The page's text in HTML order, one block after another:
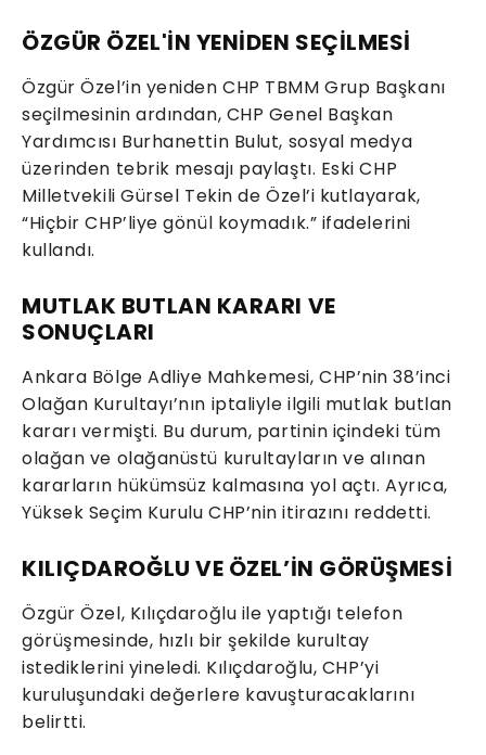
ÖZGÜR ÖZEL'İN YENİDEN SEÇİLMESİ
Özgür Özel’in yeniden CHP TBMM Grup Başkanı
seçilmesinin ardından, CHP Genel Başkan
Yardımcısı Burhanettin Bulut, sosyal medya
üzerinden tebrik mesajı paylaştı. Eski CHP
Milletvekili Gürsel Tekin de Özel’i kutlayarak,
“Hiçbir CHP’liye gönül koymadık.” ifadelerini
kullandı.
MUTLAK BUTLAN KARARI VE
SONUÇLARI
Ankara Bölge Adliye Mahkemesi, CHP’nin 38’inci
Olağan Kurultayı’nın iptaliyle ilgili mutlak butlan
kararı vermişti. Bu durum, partinin içindeki tüm
olağan ve olağanüstü kurultayların ve alınan
kararların hükümsüz kalmasına yol açtı. Ayrıca,
Yüksek Seçim Kurulu CHP’nin itirazını reddetti.
KILIÇDAROĞLU VE ÖZEL’İN GÖRÜŞMESİ
Özgür Özel, Kılıçdaroğlu ile yaptığı telefon
görüşmesinde, hızlı bir şekilde kurultay
istediklerini yineledi. Kılıçdaroğlu, CHP’yi
kuruluşundaki değerlere kavuşturacaklarını
belirtti.